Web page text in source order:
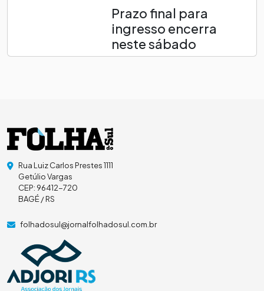
Prazo final para
ingresso encerra
neste sábado
Rua Luiz Carlos Prestes 1111
Getúlio Vargas
CEP: 96412-720
BAGÉ / RS
folhadosul@jornalfolhadosul.com.br